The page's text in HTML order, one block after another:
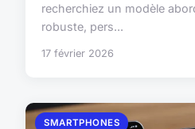
recherchiez un modèle
robuste, pers...
17 février 2026
SMARTPHONES